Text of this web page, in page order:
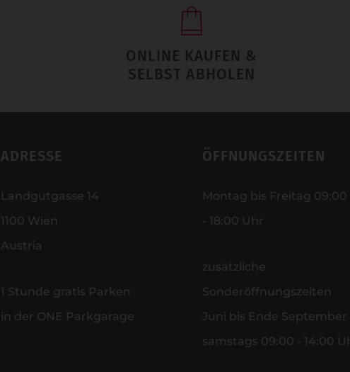
ONLINE KAUFEN &
SELBST ABHOLEN
ADRESSE
Landgutgasse 14
1100 Wien
Austria
1 Stunde gratis Parken
in der ONE Parkgarage
ÖFFNUNGSZEITEN
Montag bis Freitag 09:00
- 18:00 Uhr
zusätzliche
Sonderöffnungszeiten
Juni bis Ende September
samstags 09:00 - 14:00